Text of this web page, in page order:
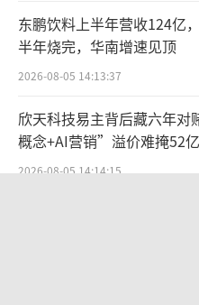
行了主题分享，其中
生物学的颠覆性创新
合；而杨广中院士则
景更大范围的探索
一创新概念进行了大
东鹏饮料上半年营收124亿
半年烧完，华南增速见顶
2026-08-05 14:13:37
欣天科技易主背后藏六年
概念+AI营销”溢价难掩52
验
2026-08-05 14:14:15